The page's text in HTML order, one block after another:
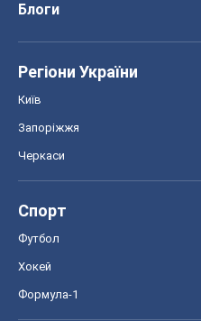
Блоги
Регіони України
Київ
Запоріжжя
Черкаси
Спорт
Футбол
Хокей
Формула-1